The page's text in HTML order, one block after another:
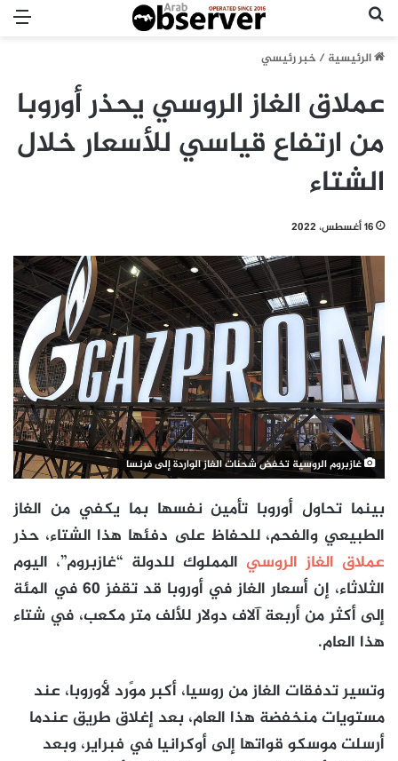
الرئيسية/خبر رئيسي
عملاق الغاز الروسي يحذر أوروبا
من ارتفاع قياسي للأسعار خلال
الشتاء
16 أغسطس، 2022
غازبروم الروسية تخفض شحنات الغاز الواردة إلى فرنسا
بينما تحاول أوروبا تأمين نفسها بما يكفي من الغاز
الطبيعي والفحم، للحفاظ على دفئها هذا الشتاء، حذر
عملاق الغاز الروسي المملوك للدولة “غازبروم”، اليوم
الثلاثاء، إن أسعار الغاز في أوروبا قد تقفز 60 في المئة
إلى أكثر من أربعة آلاف دولار للألف متر مكعب، في شتاء
هذا العام.
وتسير تدفقات الغاز من روسيا، أكبر موًرد لأوروبا، عند
مستويات منخفضة هذا العام، بعد إغلاق طريق عندما
أرسلت موسكو قواتها إلى أوكرانيا في فبراير، وبعد